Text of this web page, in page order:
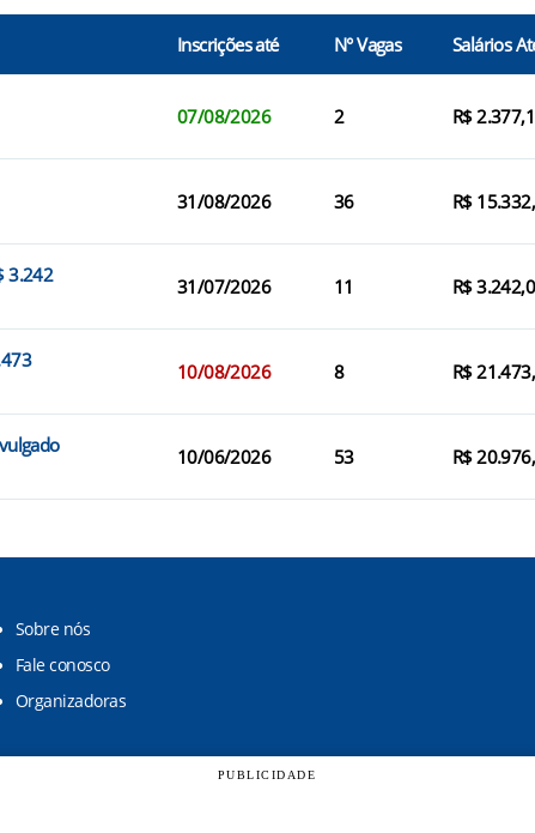
Inscrições até N° Vagas Salários
07/08/2026 2 R$
31/08/2026 36 R$
3.242 31/07/2026 11 R$
10/08/2026 8 R$
10/06/2026 53 R$
Sobre nós
Fale conosco
Organizadoras
PUBLICIDADE